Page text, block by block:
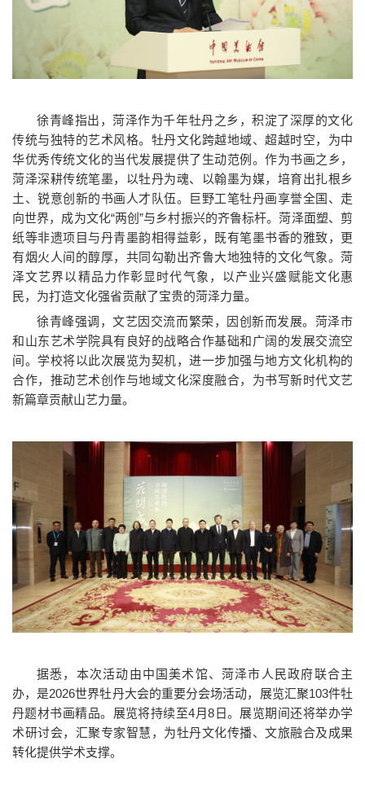
徐青峰指出，菏泽作为千年牡丹之乡，积淀了深厚的文化
传统与独特的艺术风格。牡丹文化跨越地域、超越时空，为中
华优秀传统文化的当代发展提供了生动范例。作为书画之乡，
菏泽深耕传统笔墨，以牡丹为魂、以翰墨为媒，培育出扎根乡
土、锐意创新的书画人才队伍。巨野工笔牡丹画享誉全国、走
向世界，成为文化“两创”与乡村振兴的齐鲁标杆。菏泽面塑、剪
纸等非遗项目与丹青墨韵相得益彰，既有笔墨书香的雅致，更
有烟火人间的醇厚，共同勾勒出齐鲁大地独特的文化气象。菏
泽文艺界以精品力作彰显时代气象，以产业兴盛赋能文化惠
民，为打造文化强省贡献了宝贵的菏泽力量。
徐青峰强调，文艺因交流而繁荣，因创新而发展。菏泽市
和山东艺术学院具有良好的战略合作基础和广阔的发展交流空
间。学校将以此次展览为契机，进一步加强与地方文化机构的
合作，推动艺术创作与地域文化深度融合，为书写新时代文艺
新篇章贡献山艺力量。
据悉，本次活动由中国美术馆、菏泽市人民政府联合主
办，是2026世界牡丹大会的重要分会场活动，展览汇聚103件牡
丹题材书画精品。展览将持续至4月8日。展览期间还将举办学
术研讨会，汇聚专家智慧，为牡丹文化传播、文旅融合及成果
转化提供学术支撑。